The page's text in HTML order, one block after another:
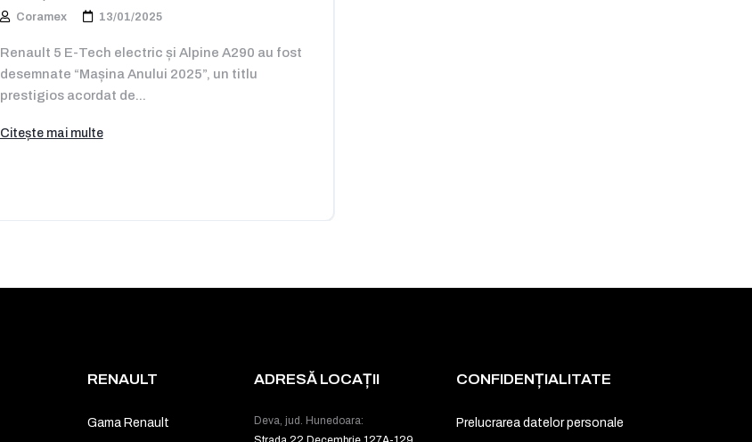
Coramex 13/01/2025
Renault 5 E-Tech electric și Alpine A290 au fost
desemnate “Mașina Anului 2025”, un titlu
prestigios acordat de...
Citește mai multe
RENAULT
Gama Renault
ADRESĂ LOCAȚII
Deva, jud. Hunedoara:
CONFIDENȚIALITATE
Prelucrarea datelor personale